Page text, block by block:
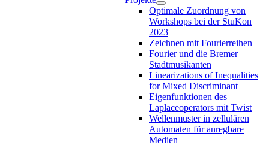
Optimale Zuordnung von
Workshops bei der StuKon
2023
Zeichnen mit Fourierreihen
Fourier und die Bremer
Stadtmusikanten
Linearizations of Inequalities
for Mixed Discriminant
Eigenfunktionen des
Laplaceoperators mit Twist
Wellenmuster in zellulären
Automaten für anregbare
Medien